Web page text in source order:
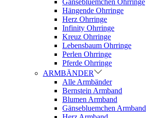
Gänsebluemchen Ohrringe
Hängende Ohrringe
Herz Ohrringe
Infinity Ohrringe
Kreuz Ohrringe
Lebensbaum Ohrringe
Perlen Ohrringe
Pferde Ohrringe
ARMBÄNDER
Alle Armbänder
Bernstein Armband
Blumen Armband
Gänsebluemchen Armband